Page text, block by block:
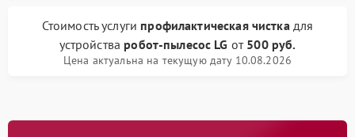
Стоимость услуги профилактическая чисткадля
устройства робот-пылесос LG от 500 руб.
Цена актуальна на текущую дату 10.08.2026